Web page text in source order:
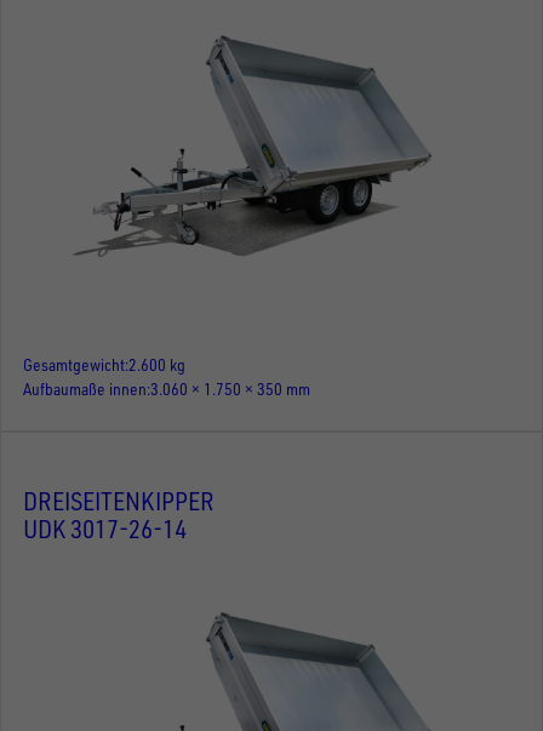
Gesamtgewicht 2.600 kg
Aufbaumaße innen 3.060 × 1.750 × 350 mm
DREISEITENKIPPER
UDK 3017-26-14